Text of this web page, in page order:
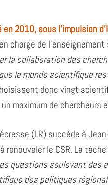
en 2010, sous l’impulsion
charge de
la collaborationdes
le monde scientifique
donc vingt
maximum de chercheurs
(LR) succède à
renouveler le CSR. La
questions soulevant des
des politiques